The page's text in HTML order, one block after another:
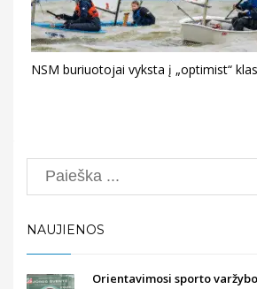
NSM buriuotojai vyksta į „optimist“
Search
NAUJIENOS
Orientavimosi sporto